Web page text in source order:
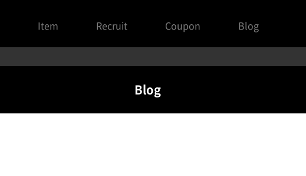
Item Recruit Coupon Blog
Blog